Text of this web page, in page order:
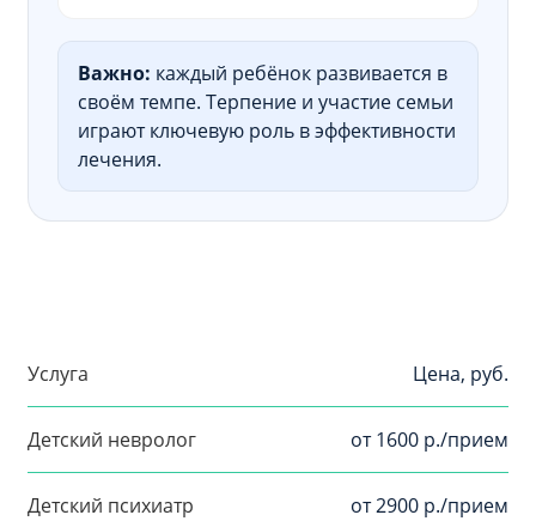
Важно: каждый ребёнок развивается в
своём темпе. Терпение и участие семьи
играют ключевую роль в эффективности
лечения.
Услуга Цена, руб.
Детский невролог от 1600 р./прием
Детский психиатр от 2900 р./прием